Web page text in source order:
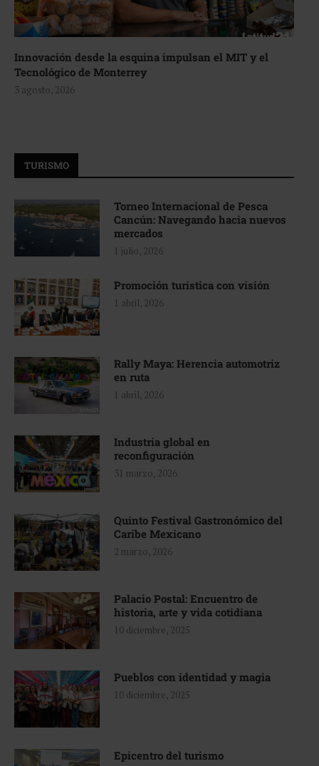
Innovación desde la esquina impulsan el MIT y el
Tecnológico de Monterrey
3 agosto, 2026
TURISMO
Torneo Internacional de Pesca
Cancún: Navegando hacia nuevos
mercados
1 julio, 2026
Promoción turística con visión
1 abril, 2026
Rally Maya: Herencia automotriz
en ruta
1 abril, 2026
Industria global en
reconfiguración
31 marzo, 2026
Quinto Festival Gastronómico del
Caribe Mexicano
2 marzo, 2026
Palacio Postal: Encuentro de
historia, arte y vida cotidiana
10 diciembre, 2025
Pueblos con identidad y magia
10 diciembre, 2025
Epicentro del turismo